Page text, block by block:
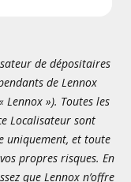
de dépositaires
de Lennox
»). Toutes les
Localisateur sont
uniquement, et toute
propres risques. En
que Lennox n’offre